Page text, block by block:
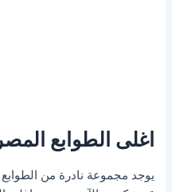
اغلى الطوابع
يوجد مجموعة نادرة من الطوابع